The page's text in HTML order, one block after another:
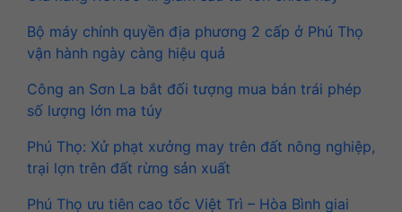
Bộ máy chính quyền địa phương 2 cấp ở Phú Thọ
vận hành ngày càng hiệu quả
Công an Sơn La bắt đối tượng mua bán trái phép
số lượng lớn ma túy
Phú Thọ: Xử phạt xưởng may trên đất nông nghiệp,
trại lợn trên đất rừng sản xuất
Phú Thọ ưu tiên cao tốc Việt Trì – Hòa Bình giai